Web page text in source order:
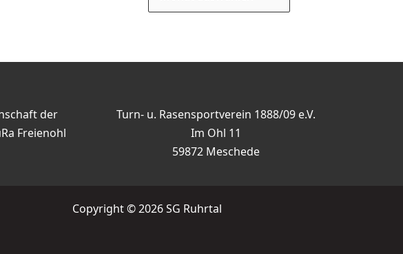
der
Freienohl
Turn- u. Rasensportverein 1888/09 e.V.
Im Ohl 11
59872 Meschede
Copyright © 2026 SG Ruhrtal